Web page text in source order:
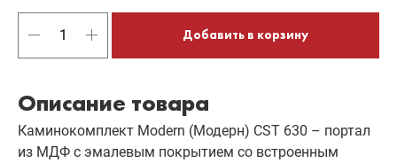
Добавить в корзину
Описание товара
Каминокомплект Modern (Модерн) CST 630 – портал
из МДФ с эмалевым покрытием со встроенным